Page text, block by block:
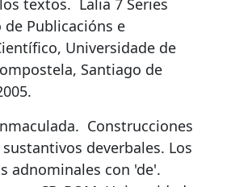
textos. Lalia 7 Series
de Publicacións e
Universidade de
Santiago de
Construcciones
deverbales. Los
adnominales con 'de'.